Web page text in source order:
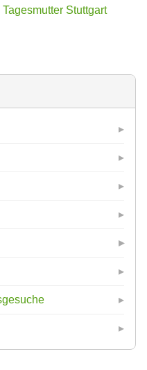
Tagesmutter Stuttgart